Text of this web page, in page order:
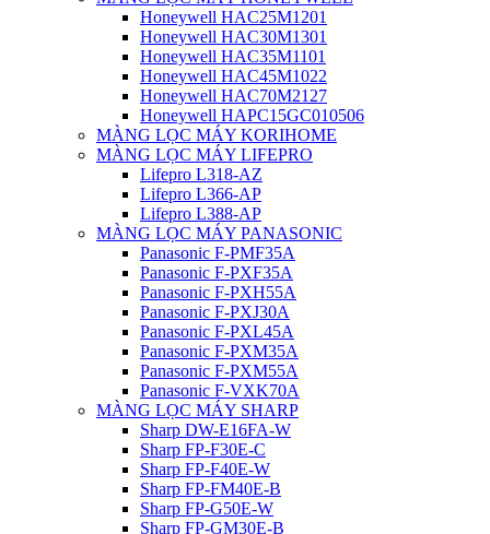
Honeywell HAC25M1201
Honeywell HAC30M1301
Honeywell HAC35M1101
Honeywell HAC45M1022
Honeywell HAC70M2127
Honeywell HAPC15GC010506
MÀNG LỌC MÁY KORIHOME
MÀNG LỌC MÁY LIFEPRO
Lifepro L318-AZ
Lifepro L366-AP
Lifepro L388-AP
MÀNG LỌC MÁY PANASONIC
Panasonic F-PMF35A
Panasonic F-PXF35A
Panasonic F-PXH55A
Panasonic F-PXJ30A
Panasonic F-PXL45A
Panasonic F-PXM35A
Panasonic F-PXM55A
Panasonic F-VXK70A
MÀNG LỌC MÁY SHARP
Sharp DW-E16FA-W
Sharp FP-F30E-C
Sharp FP-F40E-W
Sharp FP-FM40E-B
Sharp FP-G50E-W
Sharp FP-GM30E-B